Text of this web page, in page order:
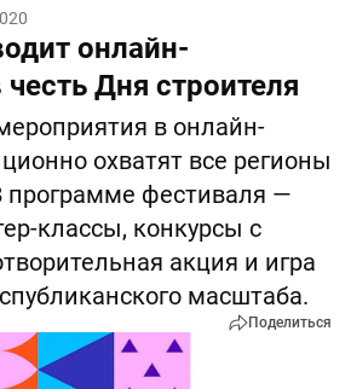
онлайн-
Дня строителя
в онлайн-
охватят все регионы
программе фестиваля —
классы, конкурсы с
акция и игра
масштаба.
Поделиться